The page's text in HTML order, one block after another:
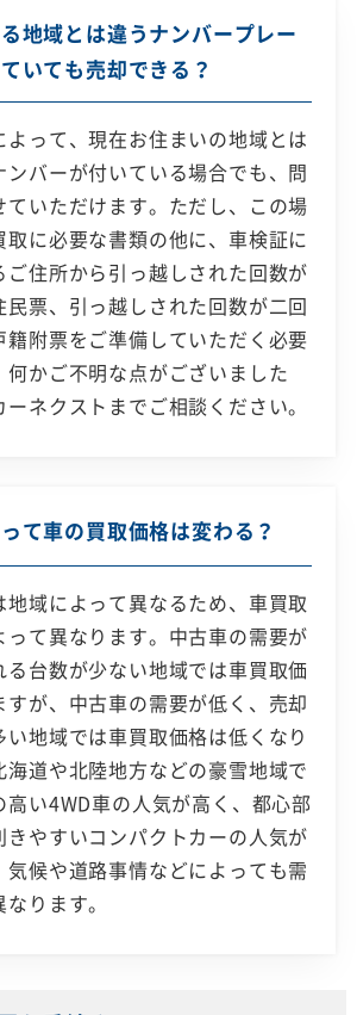
地域とは違うナンバープレー
いても売却できる？
よって、現在お住まいの地域とは
ンバーが付いている場合でも、問
ていただけます。ただし、この場
取に必要な書類の他に、車検証に
ご住所から引っ越しされた回数が
民票、引っ越しされた回数が二回
籍附票をご準備していただく必要
何かご不明な点がございました
ネクストまでご相談ください。
て車の買取価格は変わる？
地域によって異なるため、車買取
って異なります。中古車の需要が
る台数が少ない地域では車買取価
すが、中古車の需要が低く、売却
い地域では車買取価格は低くなり
海道や北陸地方などの豪雪地域で
高い4WD車の人気が高く、都心部
きやすいコンパクトカーの人気が
気候や道路事情などによっても需
ります。